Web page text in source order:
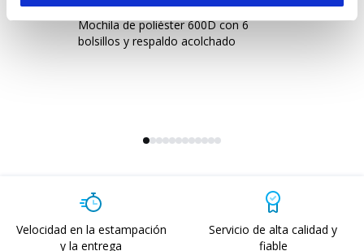
1512065
Mochila de poliéster 600D con 6
bolsillos y respaldo acolchado
Velocidad en la estampación
y la entrega
Servicio de alta calidad y
fiable